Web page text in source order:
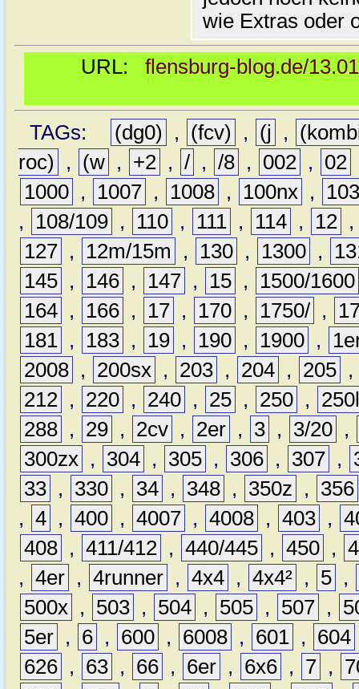
wie Extras oder
URL: flensburg-blog.de/
TAGs: (dg0) , (fcv) , (j ,
roc)
, (w , +2 , / , /8 , 002 , 02
1000 , 1007 , 1008 , 100nx ,
,
108/109 , 110 , 111 , 114 , 12
127 , 12m/15m , 130 , 1300 ,
145 , 146 , 147 , 15 ,
1500/1600
164 , 166 , 17 , 170 , 1750/ ,
181 , 183 , 19 , 190 , 1900 ,
2008 , 200sx , 203 , 204 , 205 ,
212 , 220 , 240 , 25 , 250 ,
288 , 29 , 2cv , 2er , 3 , 3/20 ,
300zx , 304 , 305 , 306 , 307 ,
33 , 330 , 34 , 348 , 350z ,
356
, 4 , 400 , 4007 , 4008 , 403 ,
408 , 411/412 , 440/445 , 450 ,
, 4er , 4runner , 4x4 , 4x4² , 5 ,
500x , 503 , 504 , 505 , 507 ,
5er , 6 , 600 , 6008 , 601 , 604
626 , 63 , 66 , 6er , 6x6 , 7 ,